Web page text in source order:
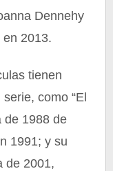
Dennehy
2013.
tienen
como “El
de 1988 de
1991; y su
de 2001,